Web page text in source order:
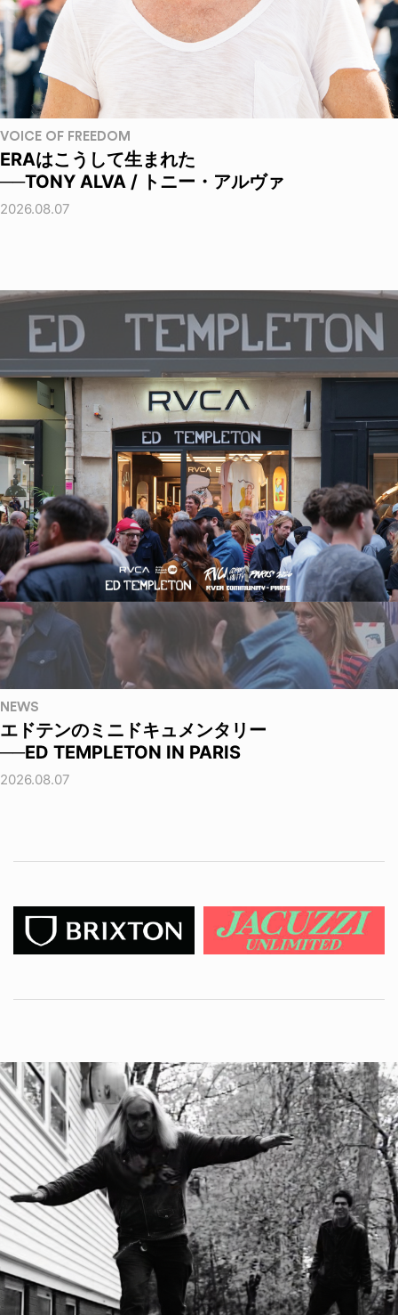
VOICE OF FREEDOM
ERAはこうして生まれた
──TONY ALVA / トニー・アルヴァ
2026.08.07
NEWS
エドテンのミニドキュメンタリー
──ED TEMPLETON IN PARIS
2026.08.07